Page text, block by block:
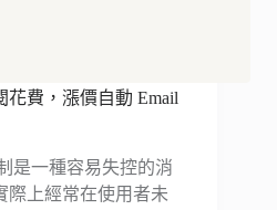
費，漲價自動 Email
是一種容易失控的消
際上經常在使用者未